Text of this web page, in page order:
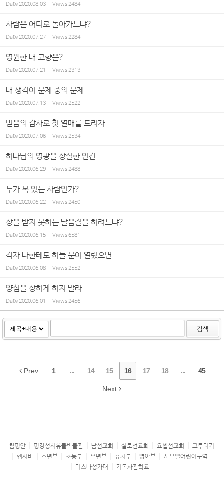
Date2020.08.03 Views2484
사람은 어디로 돌아가느냐?
Date2020.07.27 Views2284
영원한 내 고향은?
Date2020.07.21 Views2313
내 생각이 문제 중의 문제
Date2020.07.13 Views2522
믿음의 감사로 첫 열매를 드리자
Date2020.07.06 Views2534
하나님의 영광을 상실한 인간
Date2020.06.29 Views2488
누가 복 있는 사람인가?
Date2020.06.22 Views2450
상을 받지 못하는 달음질을 하려느냐?
Date2020.06.15 Views6581
각자 나한테도 하늘 문이 열렸으면
Date2020.06.08 Views2552
양심을 상하게 하지 말라
Date2020.06.01 Views2456
검색
Prev 1 ... 14 15 16 17 18 ... 45
Next
참평안 평강성서유물박물관 남선교회 실로선교회 요셉선교회
그루터기
헵시바
소년부 초등부 유년부 유치부 영아부
사무엘어린이구역
미스바성가대
기독사관학교